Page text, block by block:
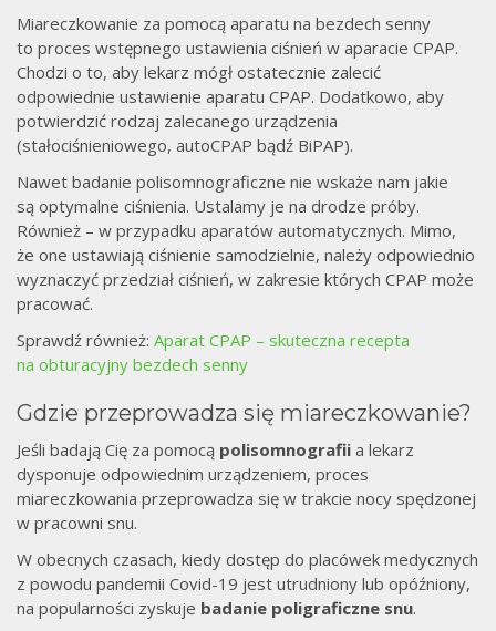
Miareczkowanie za pomocą aparatu na bezdech senny
to proces wstępnego ustawienia ciśnień w aparacie CPAP.
Chodzi o to, aby lekarz mógł ostatecznie zalecić
odpowiednie ustawienie aparatu CPAP. Dodatkowo, aby
potwierdzić rodzaj zalecanego urządzenia
(stałociśnieniowego, autoCPAP bądź BiPAP).
Nawet badanie polisomnograficzne nie wskaże nam jakie
są optymalne ciśnienia. Ustalamy je na drodze próby.
Również – w przypadku aparatów automatycznych. Mimo,
że one ustawiają ciśnienie samodzielnie, należy odpowiednio
wyznaczyć przedział ciśnień, w zakresie których CPAP może
pracować.
Sprawdź również: Aparat CPAP – skuteczna recepta
na obturacyjny bezdech senny
Gdzie przeprowadza się miareczkowanie?
Jeśli badają Cię za pomocą polisomnografii a lekarz
dysponuje odpowiednim urządzeniem, proces
miareczkowania przeprowadza się w trakcie nocy spędzonej
w pracowni snu.
W obecnych czasach, kiedy dostęp do placówek medycznych
z powodu pandemii Covid-19 jest utrudniony lub opóźniony,
na popularności zyskuje badanie poligraficzne snu.